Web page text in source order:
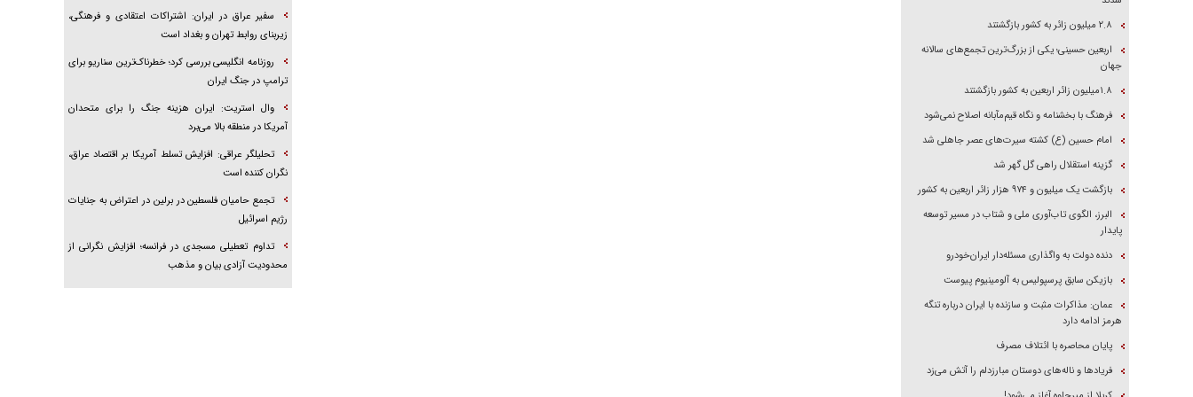
۲.۸ میلیون زائر به کشور بازگشتند
اربعین حسینی؛ یکی از بزرگ‌ترین تجمع‌های سالانه
جهان
۱.۸میلیون زائر اربعین به کشور بازگشتند
فرهنگ با بخشنامه و نگاه قیم‌مآبانه اصلاح نمی‌شود
امام حسین (ع) کشته سیرت‌های عصر جاهلی شد
گزینه استقلال راهی گل گهر شد
بازگشت یک میلیون و ۹۷۴ هزار زائر اربعین به کشور
البرز، الگوی تاب‌آوری ملی و شتاب در مسیر توسعه
پایدار
دنده دولت به واگذاری مسئله‌دار ایران‌خودرو
بازیکن سابق پرسپولیس به آلومینیوم پیوست
عمان: مذاکرات مثبت و سازنده با ایران درباره تنگه
هرمز ادامه دارد
پایان محاصره با ائتلاف مصرف
فریاد‌ها و ناله‌های دوستان مبارزدلم را آتش می‌زد
سفیر عراق در ایران: اشتراکات اعتقادی و فرهنگی،
زیربنای روابط تهران و بغداد است
روزنامه انگلیسی بررسی کرد؛ خطرناک‌ترین سناریو برای
ترامپ در جنگ ایران
وال استریت: ایران هزینه جنگ را برای متحدان
آمریکا در منطقه بالا می‌برد
تحلیلگر عراقی: افزایش تسلط آمریکا بر اقتصاد عراق،
نگران کننده است
تجمع حامیان فلسطین در برلین در اعتراض به جنایات
رژیم اسرائیل
تداوم تعطیلی مسجدی در فرانسه؛ افزایش نگرانی از
محدودیت آزادی بیان و مذهب